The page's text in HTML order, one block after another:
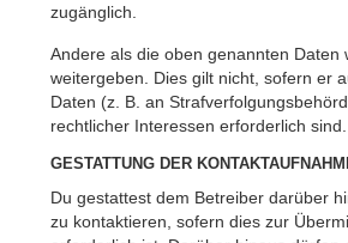
zugänglich.
Andere als die oben genannten
weitergeben. Dies gilt nicht, sofern er
Daten (z. B. an
rechtlicher Interessen erforderlich sind.
GESTATTUNG DER
Du gestattest dem Betreiber darüber
zu kontaktieren, sofern dies zur